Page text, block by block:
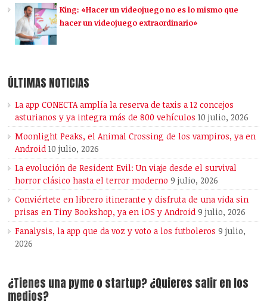
King: «Hacer un videojuego no es lo mismo que
hacer un videojuego extraordinario»
ÚLTIMAS NOTICIAS
La app CONECTA amplía la reserva de taxis a 12 concejos
asturianos y ya integra más de 800 vehículos 10 julio, 2026
Moonlight Peaks, el Animal Crossing de los vampiros, ya en
Android 10 julio, 2026
La evolución de Resident Evil: Un viaje desde el survival
horror clásico hasta el terror moderno 9 julio, 2026
Conviértete en librero itinerante y disfruta de una vida sin
prisas en Tiny Bookshop, ya en iOS y Android 9 julio, 2026
Fanalysis, la app que da voz y voto a los futboleros 9 julio,
2026
¿Tienes una pyme o startup? ¿Quieres salir en los
medios?